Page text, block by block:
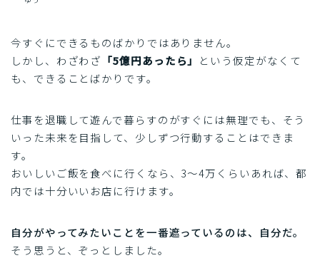
今すぐにできるものばかりではありません。
しかし、わざわざ 「5億円あったら」
という仮定がなくて
も、できることばかりです。
仕事を退職して遊んで暮らすのがすぐには無理でも、そう
いった未来を目指して、少しずつ行動することはできま
す。
おいしいご飯を食べに行くなら、3～4万くらいあれば、都
内では十分いいお店に行けます。
自分がやってみたいことを一番遮っているのは、自分だ。
そう思うと、ぞっとしました。